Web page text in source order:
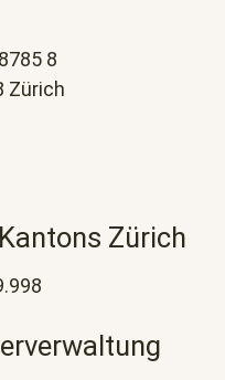
8
Zürich
Zürich